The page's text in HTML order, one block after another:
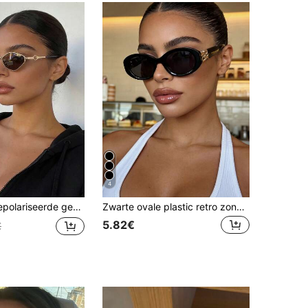
voor dames, retro asymmetrische metalen montuurbril voor buitenreizen en strand
4
Zwarte ovale plastic retro zonnebril, klassieke UV-beschermende zonnebril voor reizen, strand en autorijden
5.82€